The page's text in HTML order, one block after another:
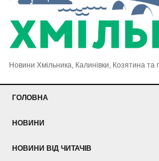
Новини Хмільника, Калинівки, Козятина та
ГОЛОВНА
НОВИНИ
НОВИНИ ВІД ЧИТАЧІВ